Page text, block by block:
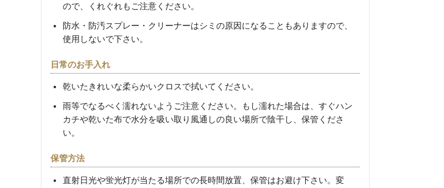
ので、くれぐれもご注意ください。
防水・防汚スプレー・クリーナーはシミの原因になることもありますので、
使用しないで下さい。
日常のお手入れ
乾いたきれいな柔らかいクロスで拭いてください。
雨等でなるべく濡れないようご注意ください。もし濡れた場合は、すぐハン
カチや乾いた布で水分を吸い取り風通しの良い場所で陰干し、保管くださ
い。
保管方法
直射日光や蛍光灯が当たる場所での長時間放置、保管はお避け下さい。変